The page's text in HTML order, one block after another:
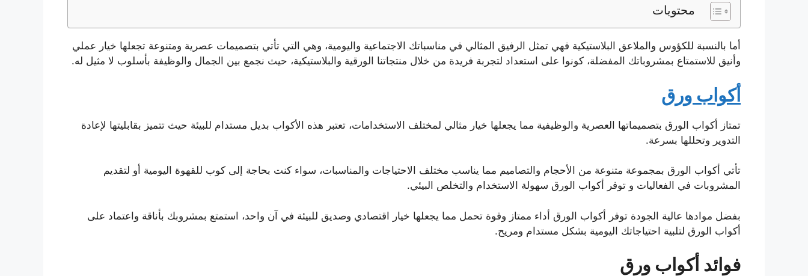
محتويات
أما بالنسبة للكؤوس والملاعق البلاستيكية فهي تمثل الرفيق المثالي في مناسباتك الاجتماعية واليومية، وهي التي تأتي بتصميمات عصرية ومتنوعة تجعلها خيار عملي
وأنيق للاستمتاع بمشروباتك المفضلة، كونوا على استعداد لتجربة فريدة من خلال منتجاتنا الورقية والبلاستيكية، حيث نجمع بين الجمال والوظيفة بأسلوب لا مثيل له.
أكواب ورق
تمتاز أكواب الورق بتصميماتها العصرية والوظيفية مما يجعلها خيار مثالي لمختلف الاستخدامات، تعتبر هذه الأكواب بديل مستدام للبيئة حيث تتميز بقابليتها لإعادة
التدوير وتحللها بسرعة.
تأتي أكواب الورق بمجموعة متنوعة من الأحجام والتصاميم مما يناسب مختلف الاحتياجات والمناسبات، سواء كنت بحاجة إلى كوب للقهوة اليومية أو لتقديم
المشروبات في الفعاليات و توفر أكواب الورق سهولة الاستخدام والتخلص البيئي.
بفضل موادها عالية الجودة توفر أكواب الورق أداء ممتاز وقوة تحمل مما يجعلها خيار اقتصادي وصديق للبيئة في آن واحد، استمتع بمشروبك بأناقة واعتماد على
أكواب الورق لتلبية احتياجاتك اليومية بشكل مستدام ومريح.
فوائد أكواب ورق